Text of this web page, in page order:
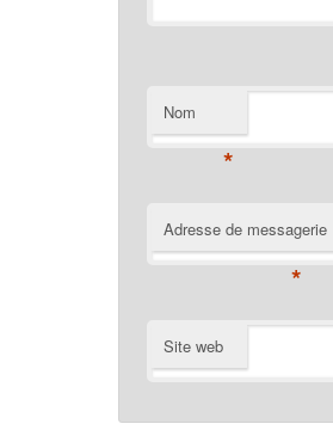
Nom
*
Adresse de messagerie
*
Site web